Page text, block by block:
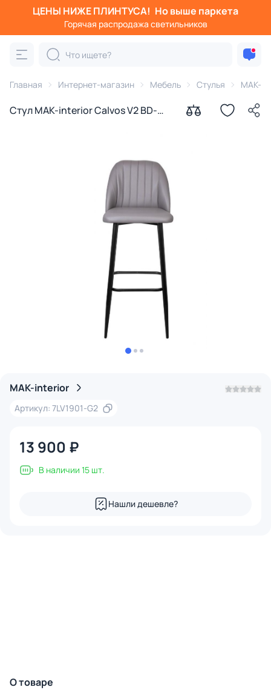
ЦЕНЫ НИЖЕ ПЛИНТУСА! Но выше паркета
Горячая распродажа светильников
Главная Интернет-магазин Мебель Стулья MAK-
Стул MAK-interior Calvos V2 BD-
MAK-interior
Артикул: 7LV1901-G2
13 900 ₽
В наличии 15 шт.
Нашли дешевле?
О товаре